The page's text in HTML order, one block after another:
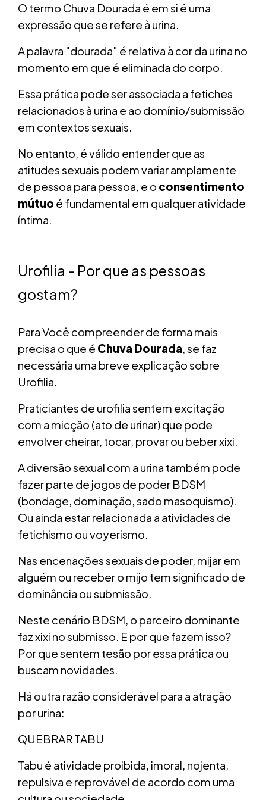
O termo Chuva Dourada é em si é uma
expressão que se refere à urina.
A palavra "dourada" é relativa à cor da urina no
momento em que é eliminada do corpo.
Essa prática pode ser associada a fetiches
relacionados à urina e ao domínio/submissão
em contextos sexuais.
No entanto, é válido entender que as
atitudes sexuais podem variar amplamente
de pessoa para pessoa, e o consentimento
mútuo é fundamental em qualquer atividade
íntima.
Urofilia - Por que as pessoas
gostam?
Para Você compreender de forma mais
precisa o que é Chuva Dourada, se faz
necessária uma breve explicação sobre
Urofilia.
Praticiantes de urofilia sentem excitação
com a micção (ato de urinar) que pode
envolver cheirar, tocar, provar ou beber xixi.
A diversão sexual com a urina também pode
fazer parte de jogos de poder BDSM
(bondage, dominação, sado masoquismo).
Ou ainda estar relacionada a atividades de
fetichismo ou voyerismo.
Nas encenações sexuais de poder, mijar em
alguém ou receber o mijo tem significado de
dominância ou submissão.
Neste cenário BDSM, o parceiro dominante
faz xixi no submisso. E por que fazem isso?
Por que sentem tesão por essa prática ou
buscam novidades.
Há outra razão considerável para a atração
por urina:
QUEBRAR TABU
Tabu é atividade proibida, imoral, nojenta,
repulsiva e reprovável de acordo com uma